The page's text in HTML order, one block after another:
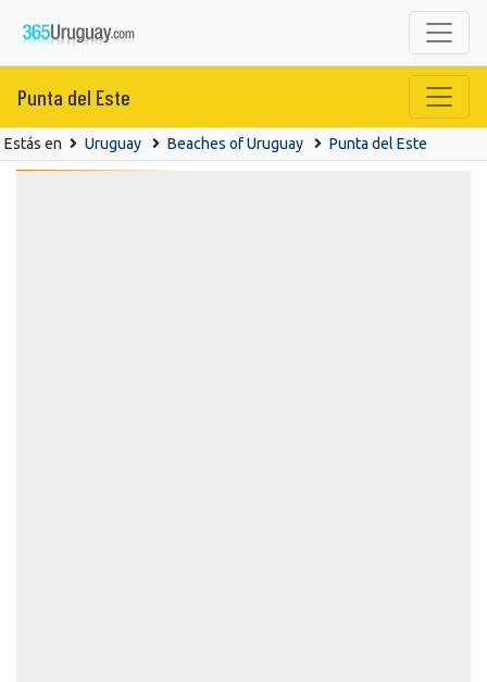
Punta del Este
Estás en Uruguay Beaches of Uruguay Punta del Este